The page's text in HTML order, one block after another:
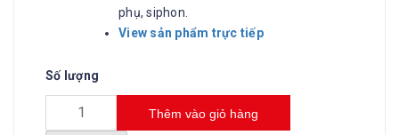
phụ, siphon.
View sản phẩm trực tiếp
Số lượng
Thêm vào giỏ hàng